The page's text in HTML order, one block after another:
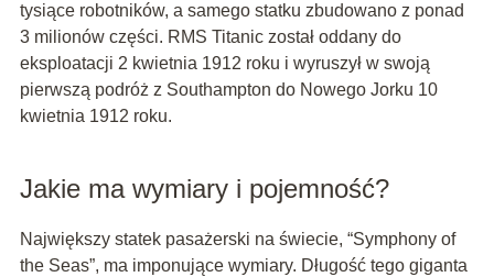
tysiące robotników, a samego statku zbudowano z ponad
3 milionów części. RMS Titanic został oddany do
eksploatacji 2 kwietnia 1912 roku i wyruszył w swoją
pierwszą podróż z Southampton do Nowego Jorku 10
kwietnia 1912 roku.
Jakie ma wymiary i pojemność?
Największy statek pasażerski na świecie, “Symphony of
the Seas”, ma imponujące wymiary. Długość tego giganta